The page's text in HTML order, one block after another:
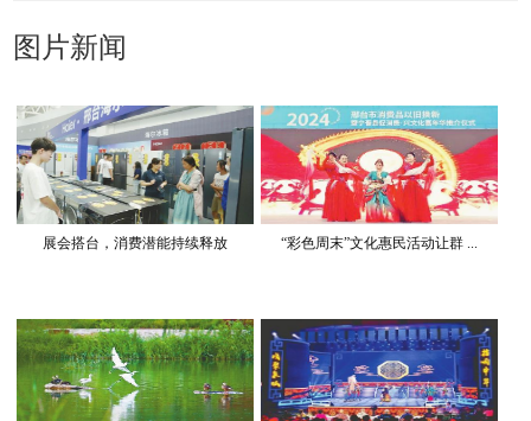
图片新闻
展会搭台，消费潜能持续释放 “彩色周末”文化惠民活动让群 ...